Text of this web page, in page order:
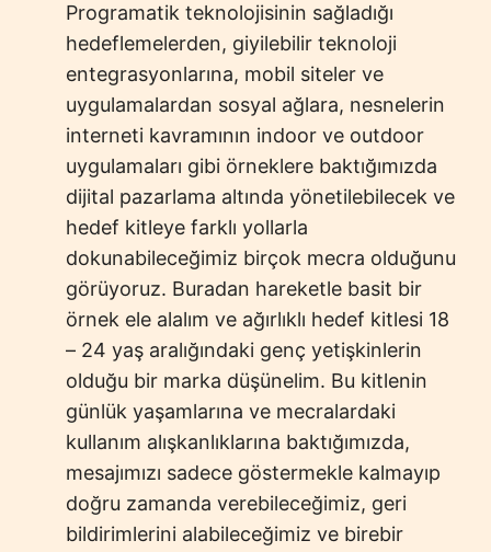
Programatik teknolojisinin sağladığı
hedeflemelerden, giyilebilir teknoloji
entegrasyonlarına, mobil siteler ve
uygulamalardan sosyal ağlara, nesnelerin
interneti kavramının indoor ve outdoor
uygulamaları gibi örneklere baktığımızda
dijital pazarlama altında yönetilebilecek ve
hedef kitleye farklı yollarla
dokunabileceğimiz birçok mecra olduğunu
görüyoruz. Buradan hareketle basit bir
örnek ele alalım ve ağırlıklı hedef kitlesi 18
– 24 yaş aralığındaki genç yetişkinlerin
olduğu bir marka düşünelim. Bu kitlenin
günlük yaşamlarına ve mecralardaki
kullanım alışkanlıklarına baktığımızda,
mesajımızı sadece göstermekle kalmayıp
doğru zamanda verebileceğimiz, geri
bildirimlerini alabileceğimiz ve birebir